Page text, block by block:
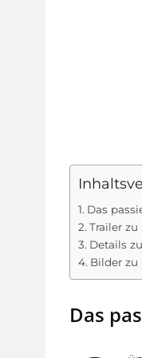
Das
Trailer zu
Details
Bilder zu
Das